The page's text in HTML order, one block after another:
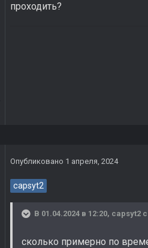
проходить?
Опубликовано 1 апреля, 2024
capsyt2
В 01.04.2024 в 12:20, capsyt2
сколько примерно по